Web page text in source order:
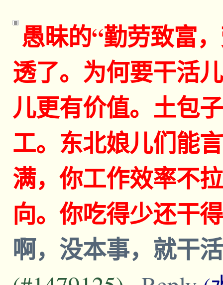
愚昧的“勤劳致富
透了。为何要干活
儿更有价值。土包
工。东北娘儿们能
满，你工作效率不
向。你吃得少还干
啊，没本事，就干